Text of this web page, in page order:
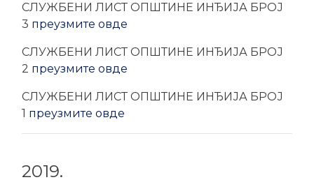
CЛУЖБЕНИ ЛИСТ ОПШТИНЕ ИНЂИЈА БРОЈ
3 преузмите овде
CЛУЖБЕНИ ЛИСТ ОПШТИНЕ ИНЂИЈА БРОЈ
2 преузмите овде
CЛУЖБЕНИ ЛИСТ ОПШТИНЕ ИНЂИЈА БРОЈ
1 преузмите овде
2019.